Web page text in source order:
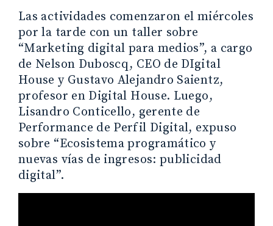
Las actividades comenzaron el miércoles
por la tarde con un taller sobre
“Marketing digital para medios”, a cargo
de Nelson Duboscq, CEO de DIgital
House y Gustavo Alejandro Saientz,
profesor en Digital House. Luego,
Lisandro Conticello, gerente de
Performance de Perfil Digital, expuso
sobre “Ecosistema programático y
nuevas vías de ingresos: publicidad
digital”.